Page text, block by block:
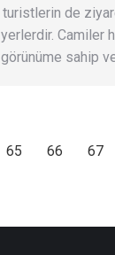
de
Camiler
görünüme sahip
65 66 67